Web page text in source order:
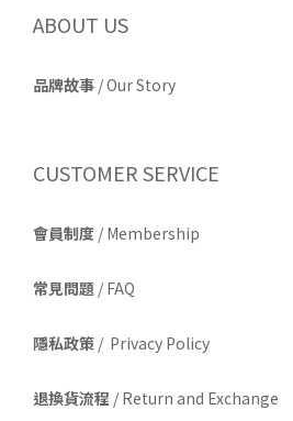
ABOUT US
品牌故事 /Our Story
CUSTOMER SERVICE
會員制度 / Membership
常見問題 / FAQ
隱私政策 / Privacy Policy
退換貨流程 / Return and Exchange